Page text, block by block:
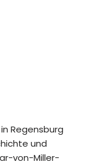
Regensburg
und
von-Miller-